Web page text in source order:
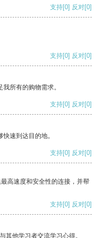
支持[0] 反对[0]
支持[0] 反对[0]
所有的购物需求。
支持[0] 反对[0]
速到达目的地。
支持[0] 反对[0]
高速度和安全性的连接，并帮
支持[0] 反对[0]
其他学习者交流学习心得。